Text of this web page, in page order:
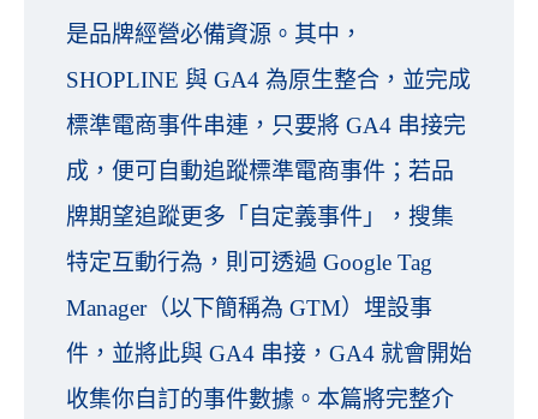
是品牌經營必備資源。其中，
SHOPLINE 與 GA4 為原生整合，並完成
標準電商事件串連，只要將 GA4 串接完
成，便可自動追蹤標準電商事件；若品
牌期望追蹤更多「自定義事件」，搜集
特定互動行為，則可透過 Google Tag
Manager（以下簡稱為 GTM）埋設事
件，並將此與 GA4 串接，GA4 就會開始
收集你自訂的事件數據。本篇將完整介